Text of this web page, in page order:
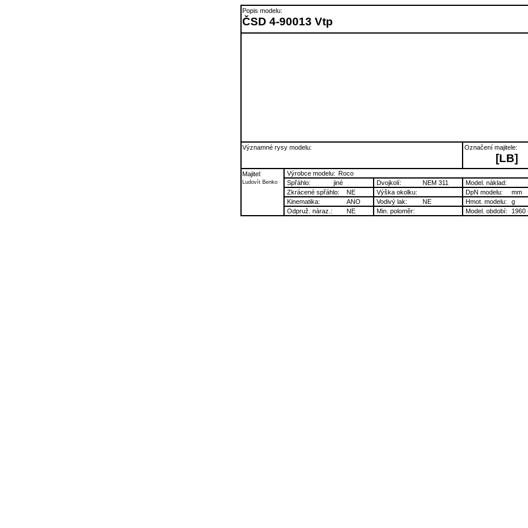
Popis modelu:
ČSD 4-90013 Vtp
Významné rysy modelu: Označení majitele:
[LB]
Majitel:
Ludovít Benko
Výrobce modelu: Roco
Spřáhlo:
jiné Dvojkolí: NEM 311
Model. náklad:
Zkrácené spřáhlo:
NE Výška okolku: DpN modelu:
mm
Kinematika:
ANO Vodivý lak: NE Hmot. modelu:
g
Odpruž. náraz.:
NE Min. poloměr: Model. období: 1960